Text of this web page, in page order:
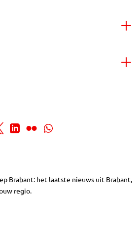
Brabant: het laatste nieuws uit Brabant,
regio.